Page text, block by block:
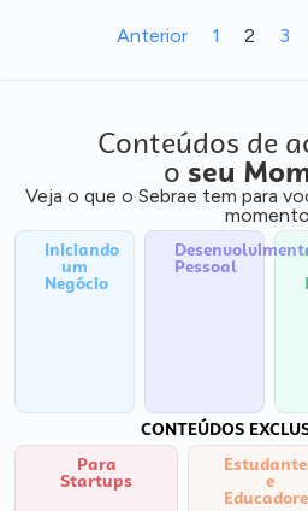
Anterior 1 2 3
Conteúdos de
o seu
Veja o que o Sebrae tem para
Iniciando
um
Negócio
Pessoal
CONTEÚDOS
Para
Startups e